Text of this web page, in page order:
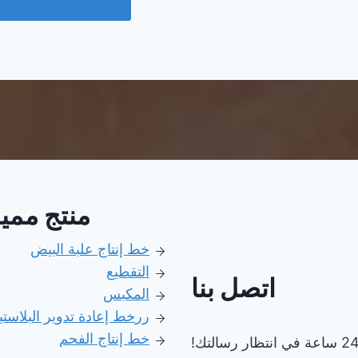
اتصل بنا
في انتظار رسالتك!
منتج
خط إنتاج علبة البيض
التقطيع
المكبس
رر خط إعادة تدوير
خط إنتاج الفحم